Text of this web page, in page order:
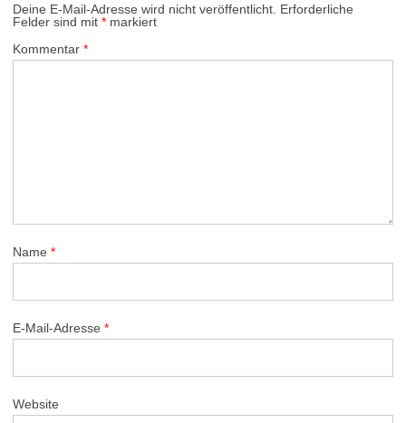
Deine E-Mail-Adresse wird nicht veröffentlicht. Erforderliche
Felder sind mit * markiert
Kommentar *
Name *
E-Mail-Adresse *
Website